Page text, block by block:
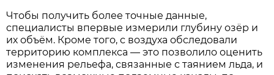
Чтобы получить более точные данные,
специалисты впервые измерили глубину озёр и
их объём. Кроме того, с воздуха обследовали
территорию комплекса — это позволило оценить
изменения рельефа, связанные с таянием льда, и